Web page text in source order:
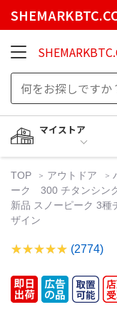
マイストア
TOP アウトドア
ーク 300 チタンシ
新品 スノーピーク 3種
ザイン
(2774)